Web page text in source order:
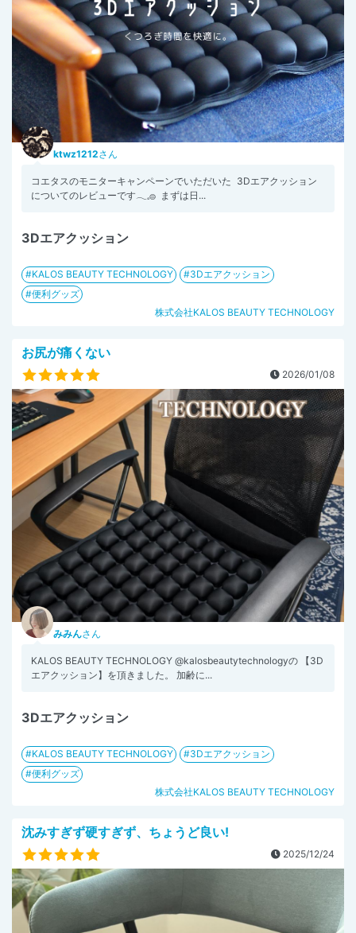
ktwz1212さん
コエタスのモニターキャンペーンでいただいた 3Dエアクッション
についてのレビューです𓂃𓈒𓐍 まずは日...
3Dエアクッション
KALOS BEAUTY TECHNOLOGY
3Dエアクッション
便利グッズ
株式会社KALOS BEAUTY TECHNOLOGY
お尻が痛くない
2026/01/08
みみんさん
KALOS BEAUTY TECHNOLOGY @kalosbeautytechnologyの 【3D
エアクッション】を頂きました。 加齢に...
3Dエアクッション
KALOS BEAUTY TECHNOLOGY
3Dエアクッション
便利グッズ
株式会社KALOS BEAUTY TECHNOLOGY
沈みすぎず硬すぎず、ちょうど良い!
2025/12/24